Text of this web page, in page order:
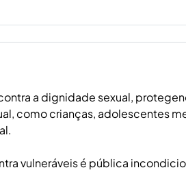
a dignidade sexual,
como crianças, adolescentes
vulneráveis é pública